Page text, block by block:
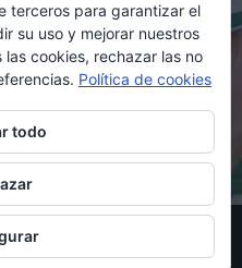
Elche C.F.
por Rubén Maestre
terceros para garantizar el
su uso y mejorar nuestros
cookies, rechazar las no
Política de cookies
todo